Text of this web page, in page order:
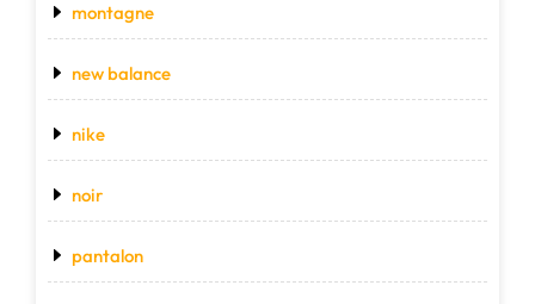
montagne
new balance
nike
noir
pantalon